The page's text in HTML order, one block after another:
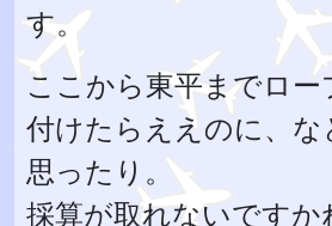
す。
ここから東平までロ
付けたらええのに、な
思ったり。
採算が取れないですか